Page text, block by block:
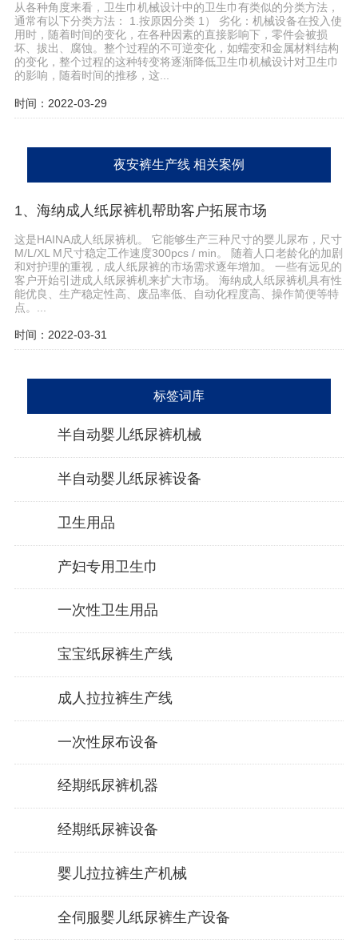
从各种角度来看，卫生巾机械设计中的卫生巾有类似的分类方法，
通常有以下分类方法： 1.按原因分类 1） 劣化：机械设备在投入使
用时，随着时间的变化，在各种因素的直接影响下，零件会被损
坏、拔出、腐蚀。整个过程的不可逆变化，如蠕变和金属材料结构
的变化，整个过程的这种转变将逐渐降低卫生巾机械设计对卫生巾
的影响，随着时间的推移，这...
时间：2022-03-29
夜安裤生产线 相关案例
1、海纳成人纸尿裤机帮助客户拓展市场
这是HAINA成人纸尿裤机。 它能够生产三种尺寸的婴儿尿布，尺寸
M/L/XL M尺寸稳定工作速度300pcs / min。 随着人口老龄化的加剧
和对护理的重视，成人纸尿裤的市场需求逐年增加。 一些有远见的
客户开始引进成人纸尿裤机来扩大市场。 海纳成人纸尿裤机具有性
能优良、生产稳定性高、废品率低、自动化程度高、操作简便等特
点。...
时间：2022-03-31
标签词库
半自动婴儿纸尿裤机械
半自动婴儿纸尿裤设备
卫生用品
产妇专用卫生巾
一次性卫生用品
宝宝纸尿裤生产线
成人拉拉裤生产线
一次性尿布设备
经期纸尿裤机器
经期纸尿裤设备
婴儿拉拉裤生产机械
全伺服婴儿纸尿裤生产设备